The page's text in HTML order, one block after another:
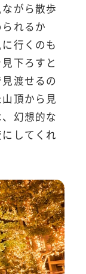
がら散歩
れるか
行くのも
下ろすと
渡せるの
頂から見
幻想的な
してくれ